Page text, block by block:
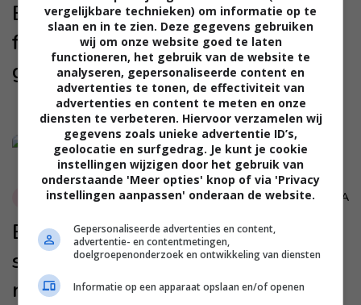
Ella: “We hebben tijdens onze
fietsreis afscheid van elkaar
genomen”
Relaties MARA
Erin: “Hij wil dat ik bijna mijn hele
salaris op de gezamenlijke
rekening stort”
vergelijkbare technieken) om informatie op te
slaan en in te zien. Deze gegevens gebruiken
wij om onze website goed te laten
functioneren, het gebruik van de website te
analyseren, gepersonaliseerde content en
advertenties te tonen, de effectiviteit van
advertenties en content te meten en onze
diensten te verbeteren. Hiervoor verzamelen wij
gegevens zoals unieke advertentie ID’s,
geolocatie en surfgedrag. Je kunt je cookie
instellingen wijzigen door het gebruik van
onderstaande 'Meer opties' knop of via 'Privacy
instellingen aanpassen' onderaan de website.
Gepersonaliseerde advertenties en content,
advertentie- en contentmetingen,
doelgroepenonderzoek en ontwikkeling van diensten
Informatie op een apparaat opslaan en/of openen